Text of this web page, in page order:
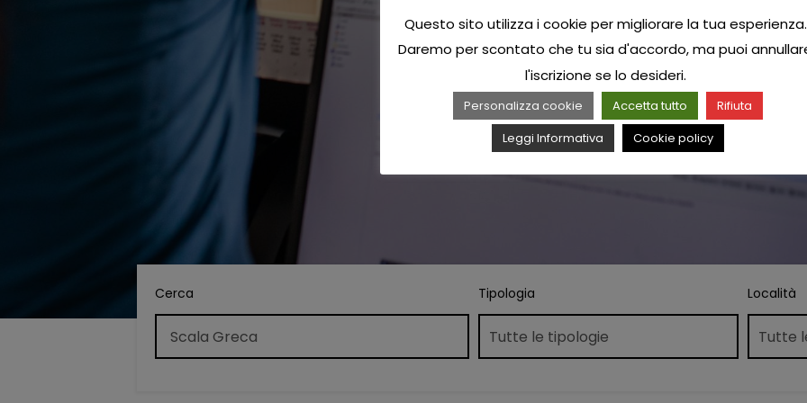
Cerca Tipologia Località
Questo sito utilizza i cookie per migliorare la tua esperienza.
Daremo per scontato che tu sia d'accordo, ma puoi
l'iscrizione se lo desideri.
Personalizza cookie Accetta tutto
Rifiuta
Leggi Informativa
Cookie policy